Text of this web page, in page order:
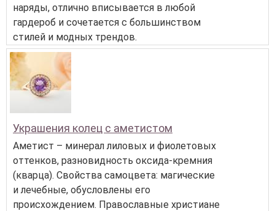
наряды, отлично вписывается в любой
гардероб и сочетается с большинством
стилей и модных трендов.
Украшения колец с аметистом
Аметист – минерал лиловых и фиолетовых
оттенков, разновидность оксида-кремния
(кварца). Свойства самоцвета: магические
и лечебные, обусловлены его
происхождением. Православные христиане